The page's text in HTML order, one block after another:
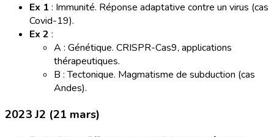
Ex 1 : Immunité. Réponse adaptative contre un virus (cas
Covid-19).
Ex 2 :
A : Génétique. CRISPR-Cas9, applications
thérapeutiques.
B : Tectonique. Magmatisme de subduction (cas
Andes).
2023 J2 (21 mars)